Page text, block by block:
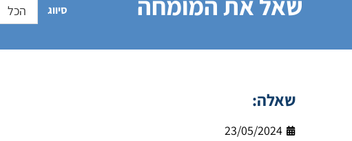
סיווג
שאלה:
23/05/2024